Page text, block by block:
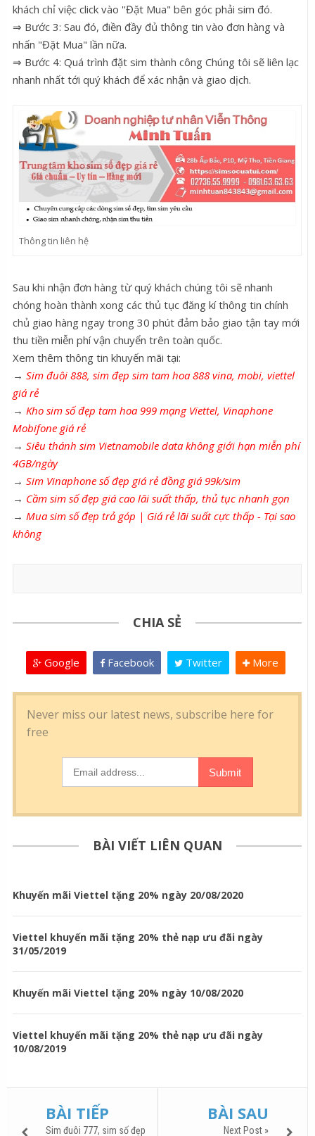
khách chỉ việc click vào ''Đặt Mua" bên góc phải sim đó.
⇒ Bước 3: Sau đó, điền đầy đủ thông tin vào đơn hàng và
nhấn "Đặt Mua" lần nữa.
⇒ Bước 4: Quá trình đặt sim thành công Chúng tôi sẽ liên lạc
nhanh nhất tới quý khách để xác nhận và giao dịch.
Thông tin liên hệ
Sau khi nhận đơn hàng từ quý khách chúng tôi sẽ nhanh
chóng hoàn thành xong các thủ tục đăng kí thông tin chính
chủ giao hàng ngay trong 30 phút đảm bảo giao tận tay mới
thu tiền miễn phí vận chuyển trên toàn quốc.
Xem thêm thông tin khuyến mãi tại:
→ Sim đuôi 888, sim đẹp sim tam hoa 888 vina, mobi, viettel
giá rẻ
→ Kho sim số đẹp tam hoa 999 mạng Viettel, Vinaphone
Mobifone giá rẻ
→ Siêu thánh sim Vietnamobile data không giới hạn miễn phí
4GB/ngày
→ Sim Vinaphone số đẹp giá rẻ đồng giá 99k/sim
→ Cầm sim số đẹp giá cao lãi suất thấp, thủ tục nhanh gọn
→ Mua sim số đẹp trả góp | Giá rẻ lãi suất cực thấp - Tại sao
không
CHIA SẺ
Google Facebook Twitter More
BÀI VIẾT LIÊN QUAN
Khuyến mãi Viettel tặng 20% ngày 20/08/2020
Viettel khuyến mãi tặng 20% thẻ nạp ưu đãi ngày
31/05/2019
Khuyến mãi Viettel tặng 20% ngày 10/08/2020
Viettel khuyến mãi tặng 20% thẻ nạp ưu đãi ngày
10/08/2019
BÀI TIẾP
Sim đuôi 777, sim số đẹp
BÀI SAU
Next Post »